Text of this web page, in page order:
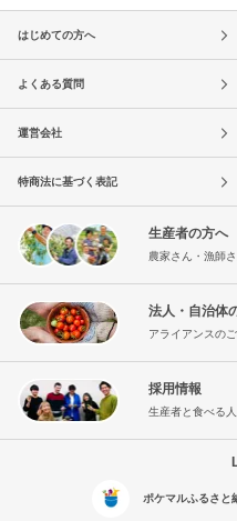
はじめての方へ
よくある質問
運営会社
特商法に基づく表記
生産者の方へ
農家さん・漁師
法人・自治体
アライアンスの
採用情報
生産者と食べる
ポケマルふるさと